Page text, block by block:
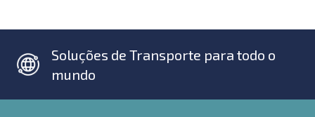
Soluções de Transporte para todo o
mundo